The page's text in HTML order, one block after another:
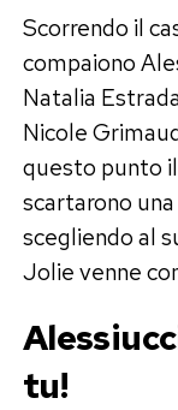
Scorrendo il
compaiono
Natalia
Nicole
questo punto
scartarono
scegliendo al
Jolie venne
tu!